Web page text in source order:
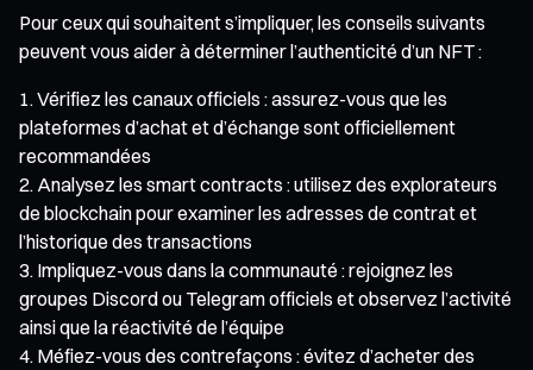
Pour ceux qui souhaitent s’impliquer, les conseils suivants
peuvent vous aider à déterminer l’authenticité d’un NFT :
Vérifiez les canaux officiels : assurez-vous que les
plateformes d’achat et d’échange sont officiellement
recommandées
Analysez les smart contracts : utilisez des explorateurs
de blockchain pour examiner les adresses de contrat et
l’historique des transactions
Impliquez-vous dans la communauté : rejoignez les
groupes Discord ou Telegram officiels et observez l’activité
ainsi que la réactivité de l’équipe
Méfiez-vous des contrefaçons : évitez d’acheter des